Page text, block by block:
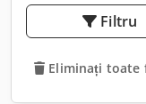
Filtru
Eliminați toate